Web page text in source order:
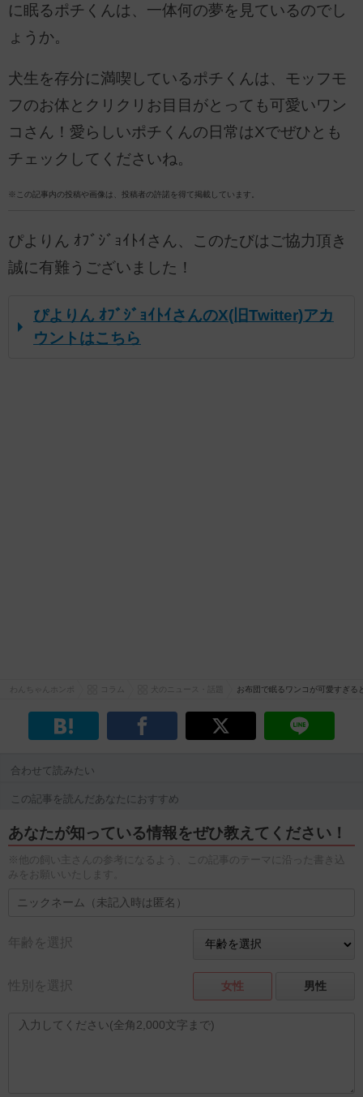
に眠るポチくんは、一体何の夢を見ているのでし
ょうか。
犬生を存分に満喫しているポチくんは、モッフモ
フのお体とクリクリお目目がとっても可愛いワン
コさん！愛らしいポチくんの日常はXでぜひとも
チェックしてくださいね。
※この記事内の投稿や画像は、投稿者の許諾を得て掲載しています。
ぴよりん ｵﾌﾞｼﾞｮｲﾄｲさん、このたびはご協力頂き
誠に有難うございました！
ぴよりん ｵﾌﾞｼﾞｮｲﾄｲさんのX(旧Twitter)アカ
ウントはこちら
お布団で眠るワンコが可愛すぎ
合わせて読みたい
この記事を読んだあなたにおすすめ
あなたが知っている情報をぜひ教えてください！
※他の飼い主さんの参考になるよう、この記事のテーマに沿った書き込
みをお願いいたします。
年齢を選択
性別を選択 女性 男性